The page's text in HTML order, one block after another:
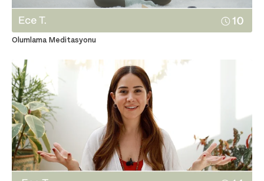
Olumlama Meditasyonu